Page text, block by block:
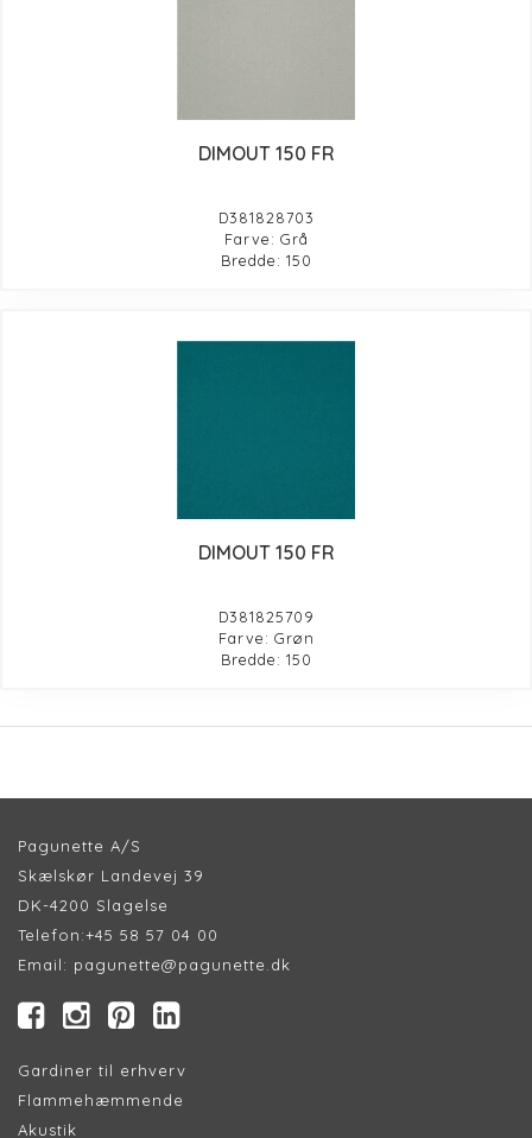
DIMOUT 150 FR
D381828703
Farve: Grå
Bredde: 150
DIMOUT 150 FR
D381825709
Farve: Grøn
Bredde: 150
Pagunette A/S
Skælskør Landevej 39
DK-4200 Slagelse
Telefon:+45 58 57 04 00
Email: pagunette@pagunette.dk
Gardiner til erhverv
Flammehæmmende
Akustik